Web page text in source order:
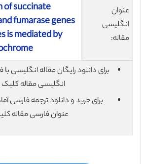
عنوان
انگلیسی
مقاله:
of succinate
fumarase genes
is mediated by
انگلیسی مقاله کلیک
برای خرید و دانلود ترجمه فارسی
عنوان فارسی مقاله